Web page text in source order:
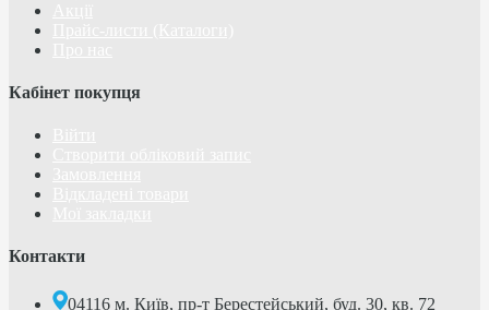
Кабінет покупця
Контакти
04116 м. Київ, пр-т Берестейський, буд. 30, кв. 72